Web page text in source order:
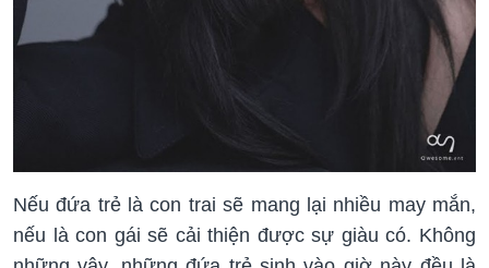
Nếu đứa trẻ là con trai sẽ mang lại nhiều may mắn,
nếu là con gái sẽ cải thiện được sự giàu có. Không